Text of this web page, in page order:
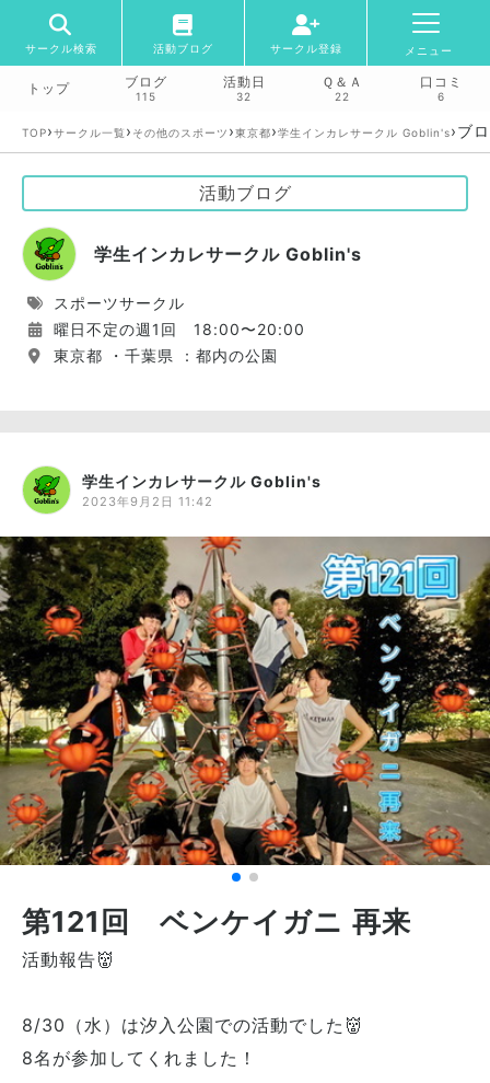
サークル検索 活動ブログ サークル登録 メニュー
トップ ブログ
115
活動日
32
Ｑ＆Ａ
22
口コミ
6
TOP›サークル一覧 › その他のスポーツ ›東京都›学生インカレサークル Goblin's›ブ
活動ブログ
学生インカレサークル Goblin's
スポーツサークル
曜日不定の週1回 18:00〜20:00
東京都 ・千葉県 ：都内の公園
学生インカレサークル Goblin's
2023年9月2日 11:42
第121回 ベンケイガニ 再来
活動報告👹
8/30（水）は汐入公園での活動でした👹
8名が参加してくれました！